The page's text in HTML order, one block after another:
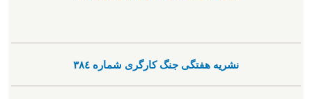
نشریە هفتگی جنگ کارگری شمارە ٣٨٤